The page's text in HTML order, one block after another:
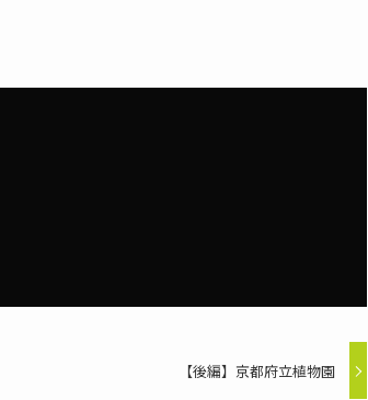
【後編】京都府立植物園